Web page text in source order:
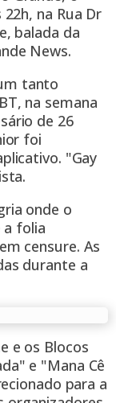
na Rua Dr
balada da
News.
tanto
na semana
de 26
foi
"Gay
onde o
a folia
censure. As
durante a
e os Blocos
e "Mana Cê
para a